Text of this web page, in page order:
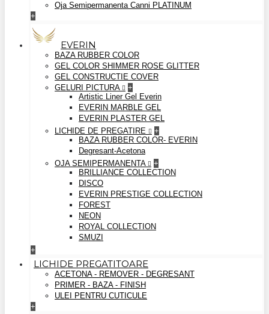
Oja Semipermanenta Canni PLATINUM
+
EVERIN
BAZA RUBBER COLOR
GEL COLOR SHIMMER ROSE GLITTER
GEL CONSTRUCTIE COVER
GELURI PICTURA
+
Artistic Liner Gel Everin
EVERIN MARBLE GEL
EVERIN PLASTER GEL
LICHIDE DE PREGATIRE
+
BAZA RUBBER COLOR- EVERIN
Degresant-Acetona
OJA SEMIPERMANENTA
+
BRILLIANCE COLLECTION
DISCO
EVERIN PRESTIGE COLLECTION
FOREST
NEON
ROYAL COLLECTION
SMUZI
+
LICHIDE PREGATITOARE
ACETONA - REMOVER - DEGRESANT
PRIMER - BAZA - FINISH
ULEI PENTRU CUTICULE
+